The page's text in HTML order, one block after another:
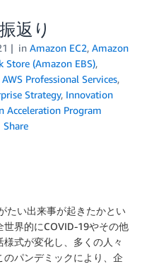
返り
in Amazon EC2, Amazon
Store (Amazon EBS),
AWS Professional Services,
Strategy, Innovation
Acceleration Program
Share
たい出来事が起きたかとい
界的にCOVID-19やその他
式が変化し、多くの人々
パンデミックにより、企